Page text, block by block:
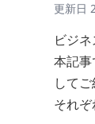
更新日
ビジ
本記
してご
それ